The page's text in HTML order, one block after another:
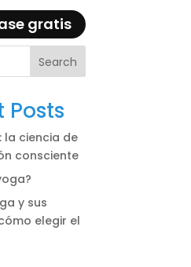
gratis
Search
Posts
la ciencia de
consciente
y sus
elegir el